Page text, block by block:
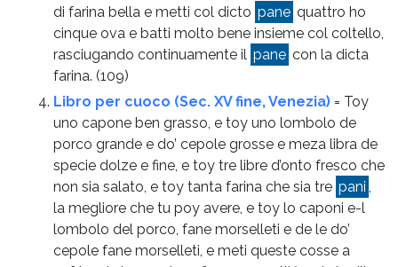
di farina bella e metti col dicto pane quattro ho
cinque ova e batti molto bene insieme col coltello,
rasciugando continuamente il pane con la dicta
farina. (109)
Libro per cuoco (Sec. XV fine, Venezia) = Toy
uno capone ben grasso, e toy uno lombolo de
porco grande e do’ cepole grosse e meza libra de
specie dolze e fine, e toy tre libre d’onto fresco che
non sia salato, e toy tanta farina che sia tre pani ,
la megliore che tu poy avere, e toy lo caponi e-l
lombolo del porco, fane morselleti e de le do’
cepole fane morselleti, e meti queste cosse a